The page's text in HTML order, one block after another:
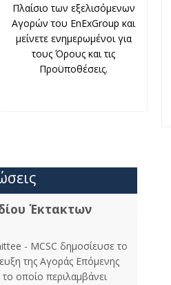
Πλαίσιο των εξελισόμενων
Αγορών του EnExGroup και
μείνετε ενημερωμένοι για
τους Όρους και τις
Προϋποθέσεις.
Έκτακτων
- MCSC δημοσίευσε το
της Αγοράς Επόμενης
οποίο περιλαμβάνει